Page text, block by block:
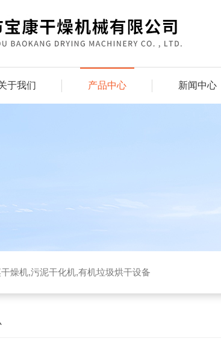
于我们 产品中心 新闻中心
燥机,污泥干化机,有机垃圾烘干设备